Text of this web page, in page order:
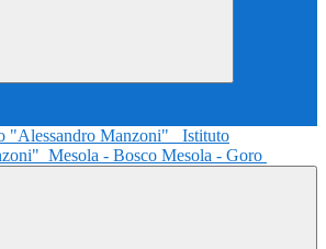
Istituto
Mesola - Bosco Mesola - Goro